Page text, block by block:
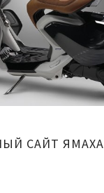
САЙТ ЯМАХА